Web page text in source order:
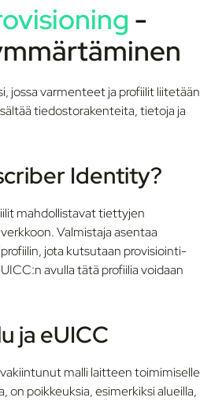
-
jossa varmenteet ja profiilit liitetään
tiedostorakenteita, tietoja ja
Identity?
mahdollistavat tiettyjen
Valmistaja asentaa
jota kutsutaan provisiointi-
avulla tätä profiilia voidaan
ja eUICC
malli laitteen toimimiselle
on poikkeuksia, esimerkiksi alueilla,